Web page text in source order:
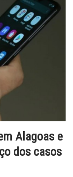
Alagoas e
dos casos